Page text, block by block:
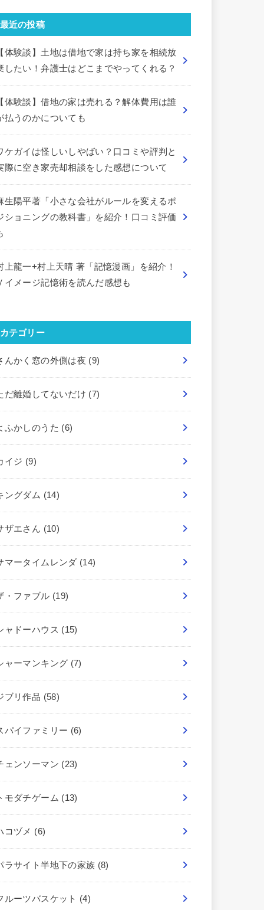
最近の投稿
体験談】土地は借地で家は持ち家を相続放
したい！弁護士はどこまでやってくれる？
体験談】借地の家は売れる？解体費用は誰
払うのかについても
ケガイは怪しいしやばい？口コミや評判と
際に空き家売却相談をした感想について
生陽平著「小さな会社がルールを変えるポ
ショニングの教科書」を紹介！口コミ評価
上龍一+村上天晴 著「記憶漫画」を紹介！
イメージ記憶術を読んだ感想も
カテゴリー
んかく窓の外側は夜 (9)
だ離婚してないだけ (7)
ふかしのうた (6)
イジ (9)
ングダム (14)
ザエさん (10)
マータイムレンダ (14)
・ファブル (19)
ャドーハウス (15)
ャーマンキング (7)
ブリ作品 (58)
パイファミリー (6)
ェンソーマン (23)
モダチゲーム (13)
コヅメ (6)
ラサイト半地下の家族 (8)
ルーツバスケット (4)